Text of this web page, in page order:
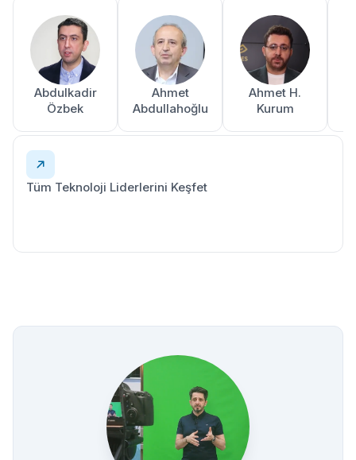
Abdulkadir
Özbek
Ahmet
Abdullahoğlu
Ahmet H.
Kurum
Tüm Teknoloji Liderlerini Keşfet